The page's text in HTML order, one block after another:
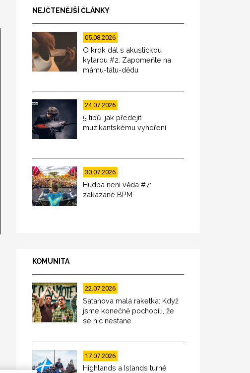
NEJČTENĚJŠÍ ČLÁNKY
05.08.2026
O krok dál s akustickou
kytarou #2: Zapomeňte na
mámu-tátu-dědu
24.07.2026
5 tipů, jak předejít
muzikantskému vyhoření
30.07.2026
Hudba není věda #7:
zakázané BPM
KOMUNITA
22.07.2026
Satanova malá raketka: Když
jsme konečně pochopili, že
se nic nestane
17.07.2026
Highlands a Islands turné